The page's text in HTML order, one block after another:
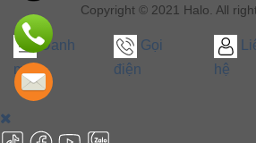
Copyright © 2021 Halo. All
Danh
mục
Gọi
điện
hệ